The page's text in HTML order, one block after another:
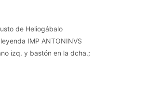
de Heliogábalo
IMP ANTONINVS
izq. y bastón en la dcha.;